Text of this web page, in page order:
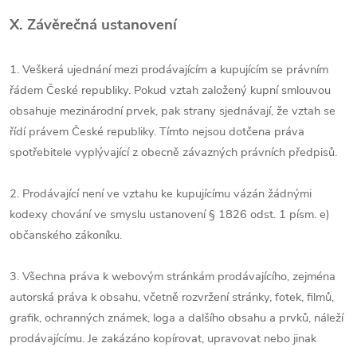
X. Závěrečná ustanovení
1. Veškerá ujednání mezi prodávajícím a kupujícím se právním
řádem České republiky. Pokud vztah založený kupní smlouvou
obsahuje mezinárodní prvek, pak strany sjednávají, že vztah se
řídí právem České republiky. Tímto nejsou dotčena práva
spotřebitele vyplývající z obecně závazných právních předpisů.
2. Prodávající není ve vztahu ke kupujícímu vázán žádnými
kodexy chování ve smyslu ustanovení § 1826 odst. 1 písm. e)
občanského zákoníku.
3. Všechna práva k webovým stránkám prodávajícího, zejména
autorská práva k obsahu, včetně rozvržení stránky, fotek, filmů,
grafik, ochranných známek, loga a dalšího obsahu a prvků, náleží
prodávajícímu. Je zakázáno kopírovat, upravovat nebo jinak